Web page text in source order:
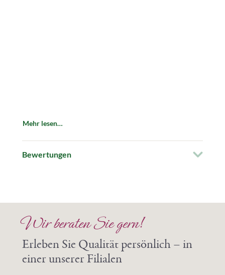
Mehr lesen…
Bewertungen
Wir beraten Sie gern!
Erleben Sie Qualität persönlich – in
einer unserer Filialen